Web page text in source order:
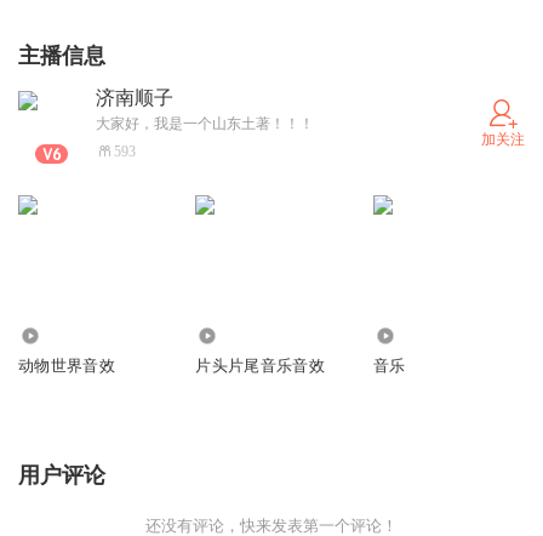
主播信息
济南顺子
大家好，我是一个山东土著！！！
593
加关注
动物世界音效 片头片尾音乐音效 音乐
用户评论
还没有评论，快来发表第一个评论！